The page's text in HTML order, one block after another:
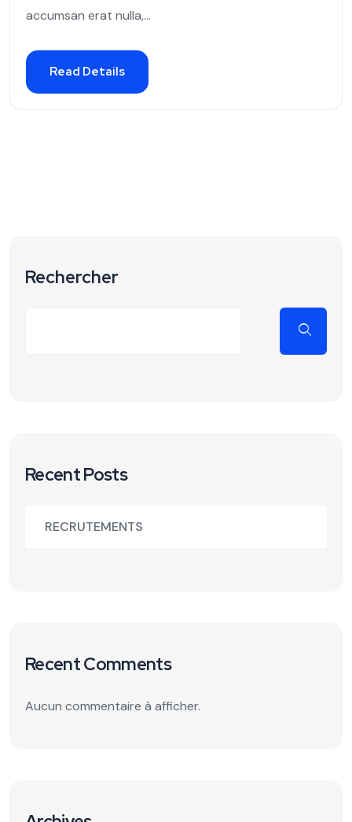
accumsan erat nulla,...
Read Details
Rechercher
Recent Posts
RECRUTEMENTS
Recent Comments
Aucun commentaire à afficher.